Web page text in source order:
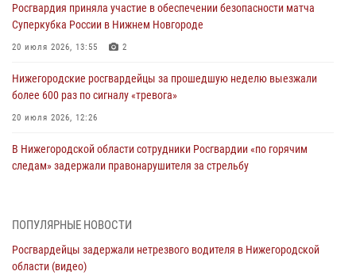
Росгвардия приняла участие в обеспечении безопасности матча
Суперкубка России в Нижнем Новгороде
20 июля 2026, 13:55 2
Нижегородские росгвардейцы за прошедшую неделю выезжали
более 600 раз по сигналу «тревога»
20 июля 2026, 12:26
В Нижегородской области сотрудники Росгвардии «по горячим
следам» задержали правонарушителя за стрельбу
В Нижегородской области продолжаются мероприятия в рамках
16 июля 2026, 05:00
ПОПУЛЯРНЫЕ НОВОСТИ
Росгвардейцы задержали нетрезвого водителя в Нижегородской
области (видео)